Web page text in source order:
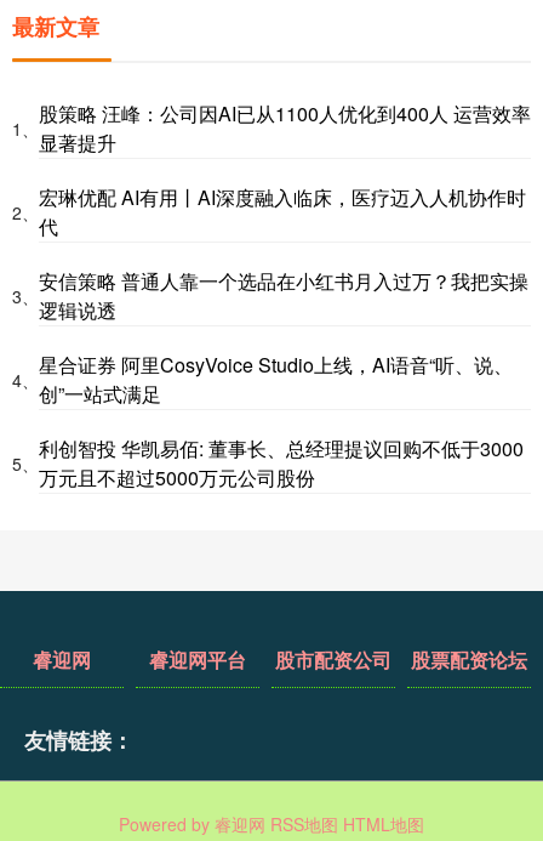
最新文章
1、
股策略 汪峰：公司因AI已从1100人优化到400人 运营效率
显著提升
2、
宏琳优配 AI有用丨AI深度融入临床，医疗迈入人机协作时
代
3、
安信策略 普通人靠一个选品在小红书月入过万？我把实操
逻辑说透
4、
星合证券 阿里CosyVoice Studio上线，AI语音“听、说、
创”一站式满足
5、
利创智投 华凯易佰: 董事长、总经理提议回购不低于3000
万元且不超过5000万元公司股份
睿迎网 睿迎网平台 股市配资公司 股票配资论坛
友情链接：
Powered by 睿迎网 RSS地图 HTML地图